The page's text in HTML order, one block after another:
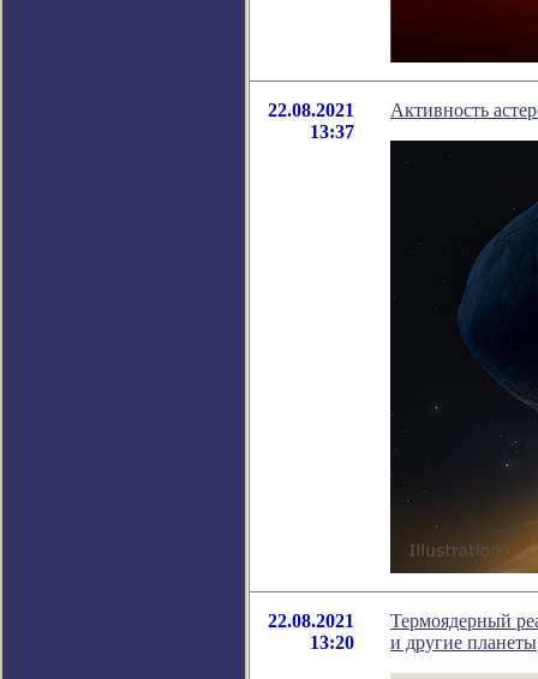
22.08.2021
13:37
Активность
22.08.2021
13:20
Термоядерный
и другие планеты